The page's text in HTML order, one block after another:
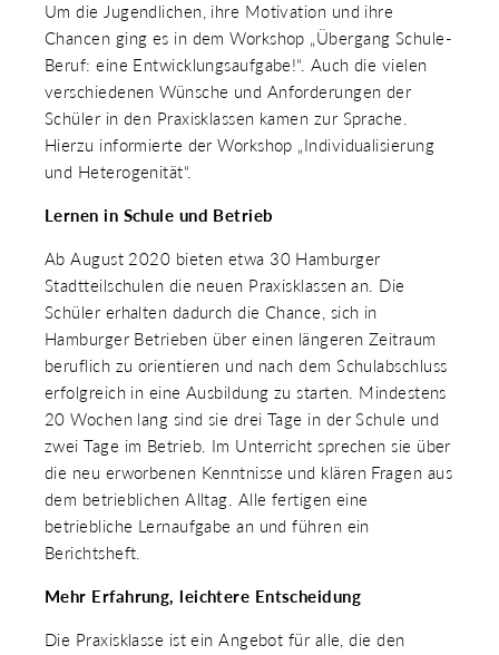
Um die Jugendlichen, ihre Motivation und ihre
Chancen ging es in dem Workshop „Übergang Schule-
Beruf: eine Entwicklungsaufgabe!“. Auch die vielen
verschiedenen Wünsche und Anforderungen der
Schüler in den Praxisklassen kamen zur Sprache.
Hierzu informierte der Workshop „Individualisierung
und Heterogenität“.
Lernen in Schule und Betrieb
Ab August 2020 bieten etwa 30 Hamburger
Stadtteilschulen die neuen Praxisklassen an. Die
Schüler erhalten dadurch die Chance, sich in
Hamburger Betrieben über einen längeren Zeitraum
beruflich zu orientieren und nach dem Schulabschluss
erfolgreich in eine Ausbildung zu starten. Mindestens
20 Wochen lang sind sie drei Tage in der Schule und
zwei Tage im Betrieb. Im Unterricht sprechen sie über
die neu erworbenen Kenntnisse und klären Fragen aus
dem betrieblichen Alltag. Alle fertigen eine
betriebliche Lernaufgabe an und führen ein
Berichtsheft.
Mehr Erfahrung, leichtere Entscheidung
Die Praxisklasse ist ein Angebot für alle, die den